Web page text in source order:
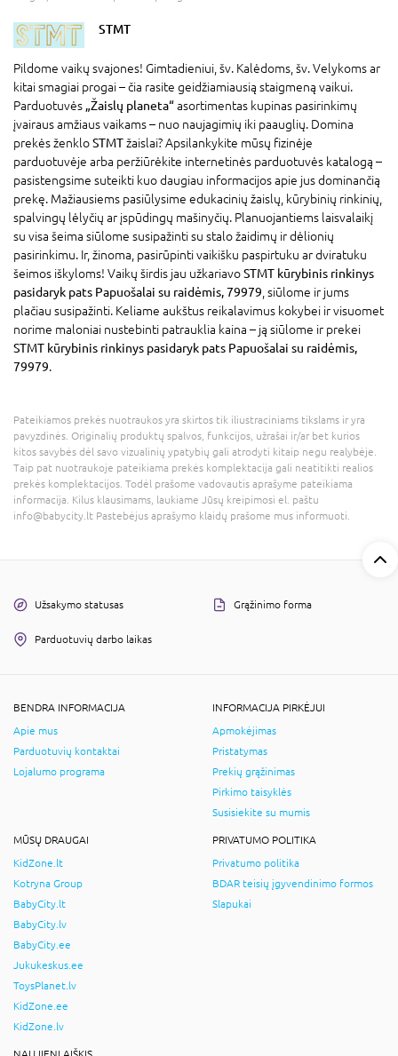
STMT
Pildome vaikų svajones! Gimtadieniui, šv. Kalėdoms, šv. Velykoms ar
kitai smagiai progai – čia rasite geidžiamiausią staigmeną vaikui.
Parduotuvės „Žaislų planeta“asortimentas kupinas pasirinkimų
įvairaus amžiaus vaikams – nuo naujagimių iki paauglių. Domina
prekės ženkloSTMTžaislai? Apsilankykite mūsų fizinėje
parduotuvėje arba peržiūrėkite internetinės parduotuvės katalogą –
pasistengsime suteikti kuo daugiau informacijos apie jus dominančią
prekę. Mažiausiems pasiūlysime edukacinių žaislų, kūrybinių rinkinių,
spalvingų lėlyčių ar įspūdingų mašinyčių. Planuojantiems laisvalaikį
su visa šeima siūlome susipažinti su stalo žaidimų ir dėlionių
pasirinkimu. Ir, žinoma, pasirūpinti vaikišku paspirtuku ar dviratuku
šeimos iškyloms! Vaikų širdis jau užkariavoSTMT kūrybinis rinkinys
pasidaryk pats Papuošalai su raidėmis, 79979, siūlome ir jums
plačiau susipažinti. Keliame aukštus reikalavimus kokybei ir visuomet
norime maloniai nustebinti patrauklia kaina – ją siūlome ir prekei
STMT kūrybinis rinkinys pasidaryk pats Papuošalai su raidėmis,
79979.
Pateikiamos prekės nuotraukos yra skirtos tik iliustraciniams tikslams ir yra
pavyzdinės. Originalių produktų spalvos, funkcijos, užrašai ir/ar bet kurios
kitos savybės dėl savo vizualinių ypatybių gali atrodyti kitaip negu realybėje.
Taip pat nuotraukoje pateikiama prekės komplektacija gali neatitikti realios
prekės komplektacijos. Todėl prašome vadovautis aprašyme pateikiama
informacija. Kilus klausimams, laukiame Jūsų kreipimosi el. paštu
info@babycity.lt Pastebėjus aprašymo klaidų prašome mus informuoti.
Užsakymo statusas Grąžinimo forma
Parduotuvių darbo laikas
BENDRA INFORMACIJA
Apie mus
Parduotuvių kontaktai
Lojalumo programa
INFORMACIJA PIRKĖJUI
Apmokėjimas
Pristatymas
Prekių grąžinimas
Pirkimo taisyklės
Susisiekite su mumis
MŪSŲ DRAUGAI
KidZone.lt
Kotryna Group
BabyCity.lt
BabyCity.lv
BabyCity.ee
Jukukeskus.ee
ToysPlanet.lv
KidZone.ee
KidZone.lv
PRIVATUMO POLITIKA
Privatumo politika
BDAR teisių įgyvendinimo formos
Slapukai